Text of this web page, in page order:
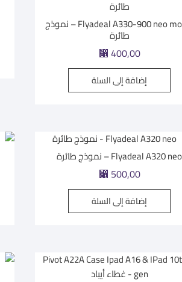
Flyadeal A330-900 neo model – نموذج
طائرة
⃁400,00
إضافة إلى السلة
Flyadeal A320 neo – نموذج طائرة
⃁ 500,00
إضافة إلى السلة